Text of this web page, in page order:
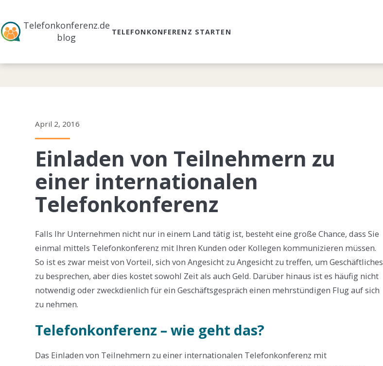
Telefonkonferenz.de
blog
TELEFONKONFERENZ STARTEN
April 2, 2016
Einladen von Teilnehmern zu
einer internationalen
Telefonkonferenz
Falls Ihr Unternehmen nicht nur in einem Land tätig ist, besteht eine große Chance, dass Sie
einmal mittels Telefonkonferenz mit Ihren Kunden oder Kollegen kommunizieren müssen.
So ist es zwar meist von Vorteil, sich von Angesicht zu Angesicht zu treffen, um Geschäftliches
zu besprechen, aber dies kostet sowohl Zeit als auch Geld. Darüber hinaus ist es häufig nicht
notwendig oder zweckdienlich für ein Geschäftsgespräch einen mehrstündigen Flug auf sich
zu nehmen.
Telefonkonferenz – wie geht das?
Das Einladen von Teilnehmern zu einer internationalen Telefonkonferenz mit